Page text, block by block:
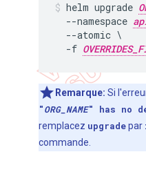
helm upgrade
  --namespace
  --atomic \
  -f
Remarque: Si
"ORG_NAME" has no
remplacez upgradepar
commande.